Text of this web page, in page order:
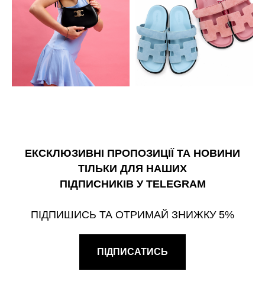
ЕКСКЛЮЗИВНІ ПРОПОЗИЦІЇ ТА НОВИНИ
ТІЛЬКИ ДЛЯ НАШИХ
ПІДПИСНИКІВ У TELEGRAM
ПІДПИШИСЬ ТА ОТРИМАЙ ЗНИЖКУ 5%
ПІДПИСАТИСЬ